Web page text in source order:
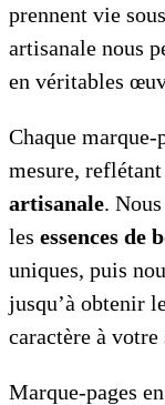
prennent vie
artisanale nous
en véritables
Chaque marque-
mesure,
artisanale.
les essences de
uniques, puis
jusqu’à obtenir
caractère à votre
Marque-pages